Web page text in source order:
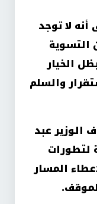
لا توجد
التسوية
الخيار
والسلم
الوزير عبد
لتطورات
المسار
.